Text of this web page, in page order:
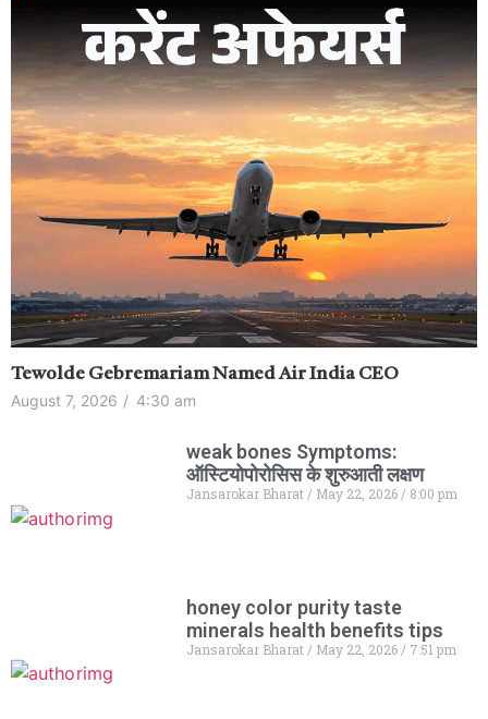
Tewolde Gebremariam Named Air India CEO
August 7, 2026 / 4:30 am
weak bones Symptoms:
ऑस्टियोपोरोसिस के शुरुआती लक्षण
Jansarokar Bharat May 22, 2026 8:00 pm
honey color purity taste
minerals health benefits tips
Jansarokar Bharat May 22, 2026 7:51 pm